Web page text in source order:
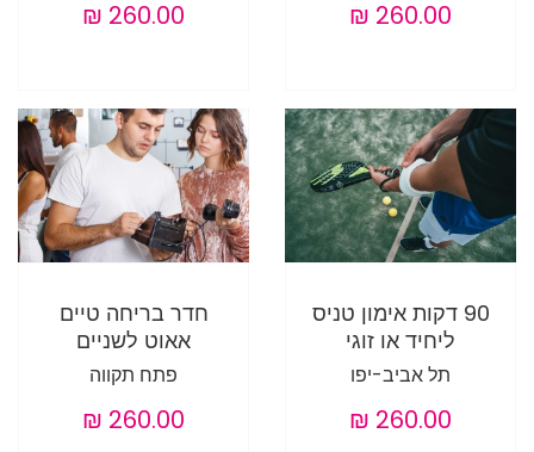
90 דקות אימון טניס
ליחיד או זוגי
תל אביב-יפו
חדר בריחה טיים
אאוט לשניים
פתח תקווה